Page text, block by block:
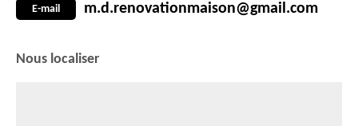
E-mail m.d.renovationmaison@gmail.com
Nous localiser